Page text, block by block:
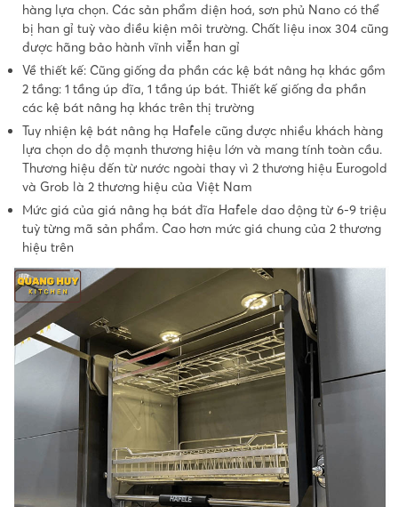
hàng lựa chọn. Các sản phẩm điện hoá, sơn phủ Nano có thể
bị han gỉ tuỳ vào điều kiện môi trường. Chất liệu inox 304 cũng
được hãng bảo hành vĩnh viễn han gỉ
Về thiết kế: Cũng giống đa phần các kệ bát nâng hạ khác gồm
2 tầng: 1 tầng úp đĩa, 1 tầng úp bát. Thiết kế giống đa phần
các kệ bát nâng hạ khác trên thị trường
Tuy nhiện kệ bát nâng hạ Hafele cũng được nhiều khách hàng
lựa chọn do độ mạnh thương hiệu lớn và mang tính toàn cầu.
Thương hiệu đến từ nước ngoài thay vì 2 thương hiệu Eurogold
và Grob là 2 thương hiệu của Việt Nam
Mức giá của giá nâng hạ bát đĩa Hafele dao động từ 6-9 triệu
tuỳ từng mã sản phẩm. Cao hơn mức giá chung của 2 thương
hiệu trên